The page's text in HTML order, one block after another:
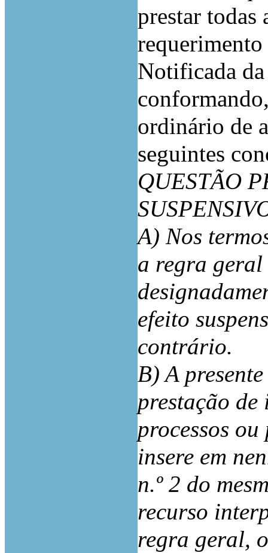
prestar todas
Notificada da
ordinário de
seguintes
QUESTÃO
A) Nos
a regra geral
efeito
contrário.
B) A
prestação de
processos ou
insere em
n.º 2 do
recurso
regra geral,